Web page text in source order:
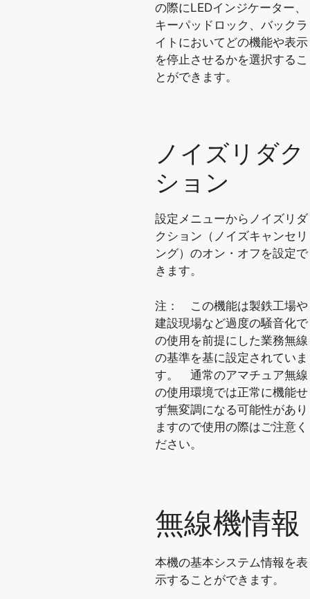
の際にLEDインジケーター、
キーパッドロック、バックラ
イトにおいてどの機能や表示
を停止させるかを選択するこ
とができます。
ノイズリダク
ション
設定メニューからノイズリダ
クション（ノイズキャンセリ
ング）のオン・オフを設定で
きます。
注： この機能は製鉄工場や
建設現場など過度の騒音化で
の使用を前提にした業務無線
の基準を基に設定されていま
す。 通常のアマチュア無線
の使用環境では正常に機能せ
ず無変調になる可能性があり
ますので使用の際はご注意く
ださい。
無線機情報
本機の基本システム情報を表
示することができます。